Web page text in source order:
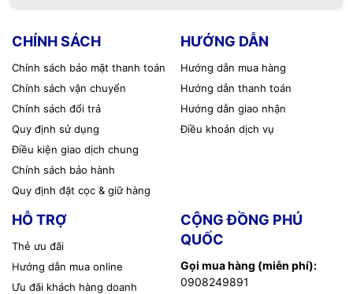
CHÍNH SÁCH
Chính sách bảo mật thanh toán
Chính sách vận chuyển
Chính sách đổi trả
Quy định sử dụng
Điều kiện giao dịch chung
Chính sách bảo hành
Quy định đặt cọc & giữ hàng
HƯỚNG DẪN
Hướng dẫn mua hàng
Hướng dẫn thanh toán
Hướng dẫn giao nhận
Điều khoản dịch vụ
HỖ TRỢ
Thẻ ưu đãi
Hướng dẫn mua online
Ưu đãi khách hàng doanh
CỘNG ĐỒNG PHÚ
QUỐC
Gọi mua hàng (miễn phí):
0908249891